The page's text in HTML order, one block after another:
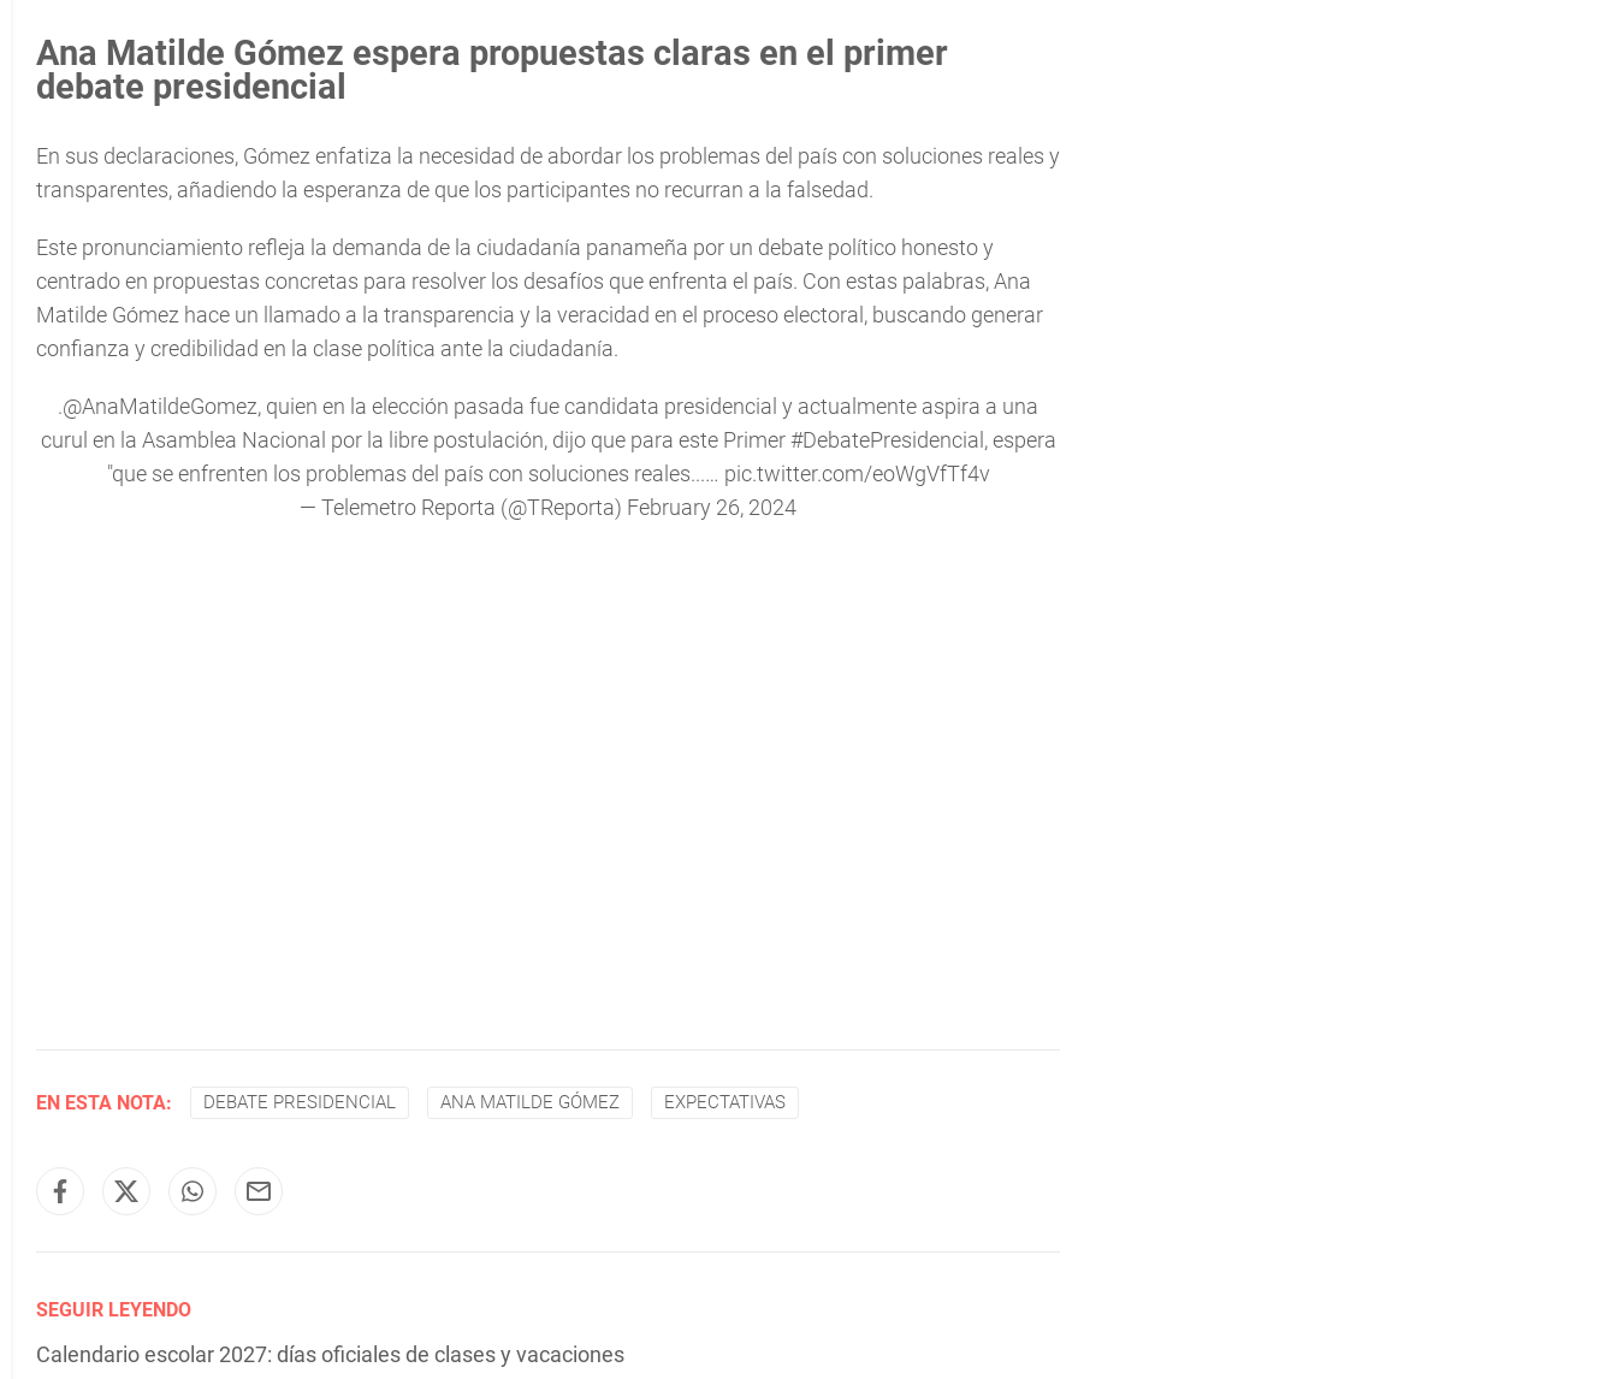
Ana Matilde Gómez espera propuestas claras en el primer
debate presidencial
En sus declaraciones, Gómez enfatiza la necesidad de abordar los problemas del país con soluciones reales y
transparentes, añadiendo la esperanza de que los participantes no recurran a la falsedad.
Este pronunciamiento refleja la demanda de la ciudadanía panameña por un debate político honesto y
centrado en propuestas concretas para resolver los desafíos que enfrenta el país. Con estas palabras, Ana
Matilde Gómez hace un llamado a la transparencia y la veracidad en el proceso electoral, buscando generar
confianza y credibilidad en la clase política ante la ciudadanía.
.@AnaMatildeGomez, quien en la elección pasada fue candidata presidencial y actualmente aspira a una
curul en la Asamblea Nacional por la libre postulación, dijo que para este Primer#DebatePresidencial , espera
"que se enfrenten los problemas del país con soluciones reales...… pic.twitter.com/eoWgVfTf4v
— Telemetro Reporta (@TReporta) February 26, 2024
EN ESTA NOTA: DEBATE PRESIDENCIAL ANA MATILDE GÓMEZ EXPECTATIVAS
SEGUIR LEYENDO
Calendario escolar 2027: días oficiales de clases y vacaciones